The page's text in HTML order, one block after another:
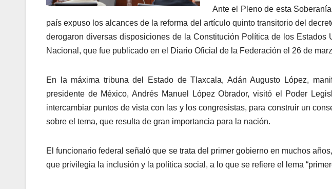
Ante el Pleno de esta
país expuso los alcances de la reforma del artículo quinto transitorio del
derogaron diversas disposiciones de la Constitución Política de los Estados
Nacional, que fue publicado en el Diario Oficial de la Federación el 26 de
En la máxima tribuna del Estado de Tlaxcala, Adán Augusto López,
presidente de México, Andrés Manuel López Obrador, visitó el Poder
intercambiar puntos de vista con las y los congresistas, para construir un
sobre el tema, que resulta de gran importancia para la nación.
El funcionario federal señaló que se trata del primer gobierno en muchos
que privilegia la inclusión y la política social, a lo que se refiere el lema